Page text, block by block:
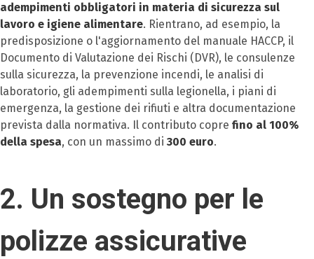
adempimenti obbligatori in materia di sicurezza sul
lavoro e igiene alimentare. Rientrano, ad esempio, la
predisposizione o l'aggiornamento del manuale HACCP, il
Documento di Valutazione dei Rischi (DVR), le consulenze
sulla sicurezza, la prevenzione incendi, le analisi di
laboratorio, gli adempimenti sulla legionella, i piani di
emergenza, la gestione dei rifiuti e altra documentazione
prevista dalla normativa. Il contributo copre fino al 100%
della spesa, con un massimo di 300 euro.
2. Un sostegno per le
polizze assicurative